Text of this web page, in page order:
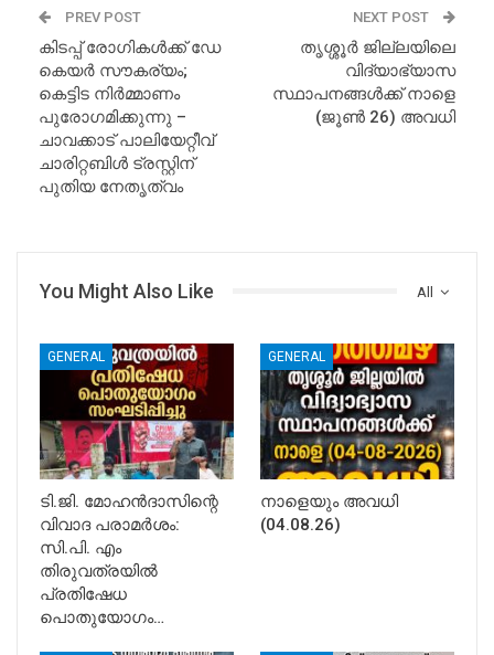
PREV POST
കിടപ്പ് രോഗികൾക്ക് ഡേ
കെയർ സൗകര്യം;
കെട്ടിട നിർമ്മാണം
പുരോഗമിക്കുന്നു –
ചാവക്കാട് പാലിയേറ്റീവ്
ചാരിറ്റബിൾ ട്രസ്റ്റിന്
പുതിയ നേതൃത്വം
NEXT POST
തൃശ്ശൂര്‍ ജില്ലയിലെ
വിദ്യാഭ്യാസ
സ്ഥാപനങ്ങള്‍ക്ക് നാളെ
(ജൂൺ 26) അവധി
All
You Might Also Like
GENERAL
ടി.ജി. മോഹൻദാസിന്റെ
വിവാദ പരാമർശം:
സി.പി. എം
തിരുവത്രയിൽ
പ്രതിഷേധ
പൊതുയോഗം…
GENERAL
നാളെയും അവധി
(04.08.26)